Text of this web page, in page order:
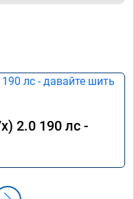
2.0 190 лс -